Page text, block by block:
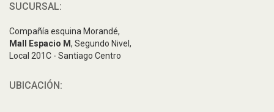
SUCURSAL:
Compañía esquina Morandé,
Mall Espacio M, Segundo Nivel,
Local 201C - Santiago Centro
UBICACIÓN: